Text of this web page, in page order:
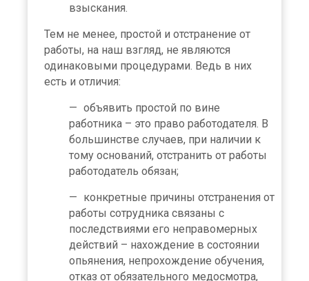
взыскания.
Тем не менее, простой и отстранение от
работы, на наш взгляд, не являются
одинаковыми процедурами. Ведь в них
есть и отличия:
объявить простой по вине
работника – это право работодателя. В
большинстве случаев, при наличии к
тому оснований, отстранить от работы
работодатель обязан;
конкретные причины отстранения от
работы сотрудника связаны с
последствиями его неправомерных
действий – нахождение в состоянии
опьянения, непрохождение обучения,
отказ от обязательного медосмотра,